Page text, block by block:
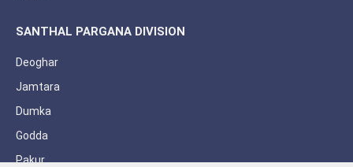
SANTHAL PARGANA DIVISION
Deoghar
Jamtara
Dumka
Godda
Pakur